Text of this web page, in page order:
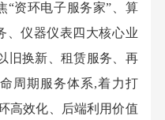
资环电子服务家”、算
、仪器仪表四大核心业
旧换新、租赁服务、再
周期服务体系,着力打
高效化、后端利用价值